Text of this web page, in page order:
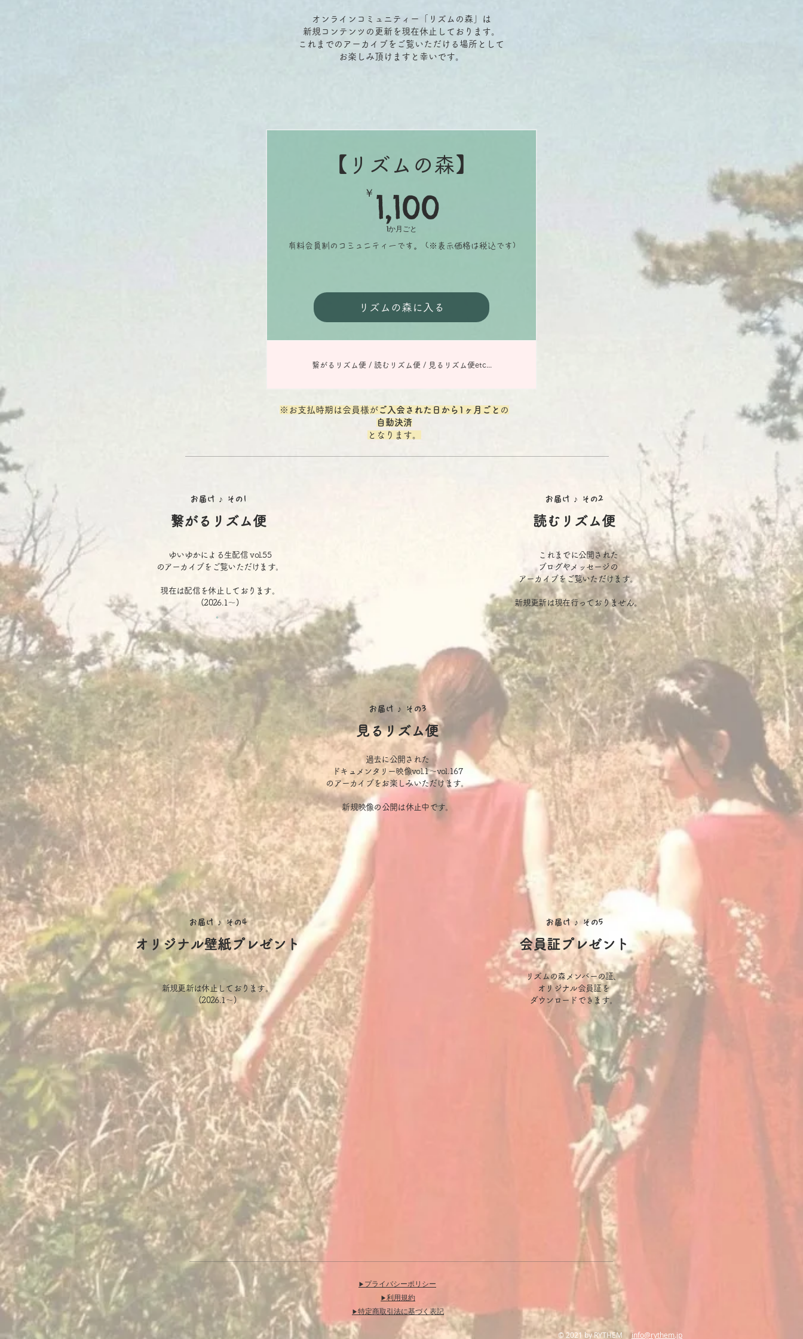
オンラインコミュニティー「リズムの森」は
新規コンテンツの更新を現在休止しております。
これまでのアーカイブをご覧いただける場所として
​お楽しみ頂けますと幸いです。
【リズムの森】
￥ 1,100
1か月ごと
有料会員制のコミュニティーです。 (※表示価格は税込です)
リズムの森に入る
繋がるリズム便 / 読むリズム便 / 見るリズム便etc...
※お支払時期は会員様がご入会された日から1ヶ月ごと の
自動決済
となります。
お届け ♪ その1
繋がるリズム便
ゆいゆかによる生配信 vol.55
のアーカイブをご覧いただけます。
​現在は配信を休止しております。
(2026.1～)
。
お届け ♪ その2
読むリズム便
​これまでに公開された
ブログやメッセージの
アーカイブをご覧いただけます。
​新規更新は現在行っておりません。
お届け ♪ その3
見るリズム便
過去に公開された
ドキュメンタリー映像vol.1〜vol.167
のアーカイブをお楽しみいただけます。
​新規映像の公開は休止中です。
お届け ♪ その4
オリジナル壁紙プレゼント
新規更新は休止しております。
(2026.1～)​
お届け ♪ その5
会員証プレゼント
リズムの森メンバーの証、
オリジナル会員証を​
ダウンロードできます。
▶︎ プライバシーポリシー
▶︎利用規約
▶︎特定商取引法に基づく表記
© 2021 by RYTHEM info@rythem.jp